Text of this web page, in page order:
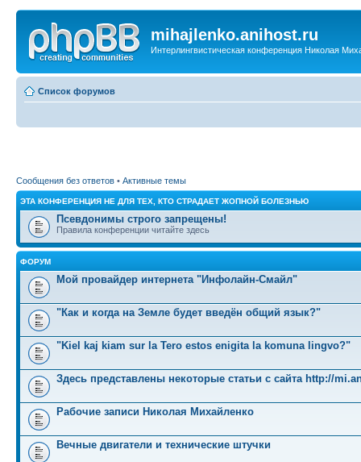
mihajlenko.anihost.ru
Интерлингвистическая конференция Николая
Список форумов
Сообщения без ответов • Активные темы
ЭТА КОНФЕРЕНЦИЯ НЕ ДЛЯ ТЕХ, КТО СТРАДАЕТ ЖОПНОЙ БОЛЕЗНЬЮ
Псевдонимы строго запрещены!
Правила конференции читайте здесь
ФОРУМ
Мой провайдер интернета "Инфолайн-Смайл"
"Как и когда на Земле будет введён общий язык?"
"Kiel kaj kiam sur la Tero estos enigita la komuna lingvo?"
Здесь представлены некоторые статьи с сайта http://
Рабочие записи Николая Михайленко
Вечные двигатели и технические штучки